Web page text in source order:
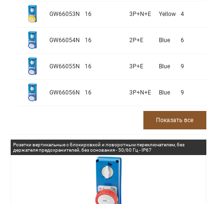
GW66053N 16 3P+N+E Yellow 4
GW66054N 16 2P+E Blue 6
GW66055N 16 3P+E Blue 9
GW66056N 16 3P+N+E Blue 9
Показать все
Розетки вертикальные с блокировкой и поворотным переключателем, без
держателя предохранителей, без основания - 50/60 Гц - IP67